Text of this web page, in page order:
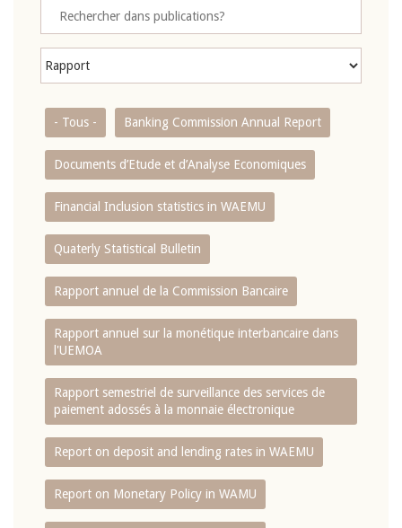
- Tous - Banking Commission Annual Report
Documents d’Etude et d’Analyse Economiques
Financial Inclusion statistics in WAEMU
Quaterly Statistical Bulletin
Rapport annuel de la Commission Bancaire
Rapport annuel sur la monétique interbancaire dans
l'UEMOA
Rapport semestriel de surveillance des services de
paiement adossés à la monnaie électronique
Report on deposit and lending rates in WAEMU
Report on Monetary Policy in WAMU